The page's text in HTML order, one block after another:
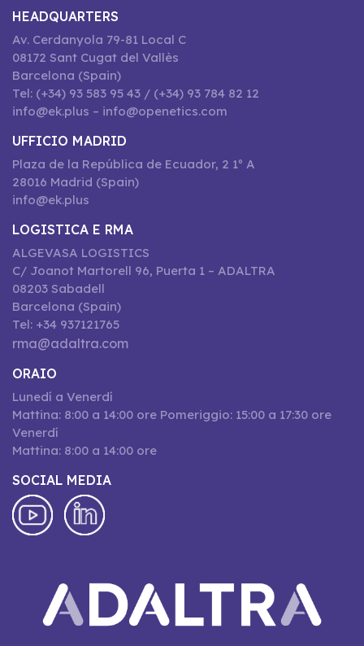
HEADQUARTERS
Av. Cerdanyola 79-81 Local C
08172 Sant Cugat del Vallès
Barcelona (Spain)
Tel: (+34) 93 583 95 43 / (+34) 93 784 82 12
info@ek.plus – info@openetics.com
UFFICIO MADRID
Plaza de la República de Ecuador, 2 1º A
28016 Madrid (Spain)
info@ek.plus
LOGISTICA E RMA
ALGEVASA LOGISTICS
C/ Joanot Martorell 96, Puerta 1 – ADALTRA
08203 Sabadell
Barcelona (Spain)
Tel: +34 937121765
rma@adaltra.com
ORAIO
Lunedí a Venerdí
Mattina: 8:00 a 14:00 ore Pomeriggio: 15:00 a 17:30 ore
Venerdí
Mattina: 8:00 a 14:00 ore
SOCIAL MEDIA